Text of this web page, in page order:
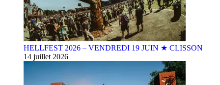
HELLFEST 2026 – VENDREDI 19 JUIN ★ CLISSON
14 juillet 2026